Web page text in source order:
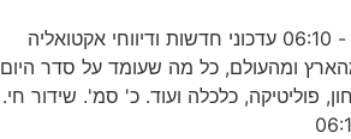
מבזק חדשות 06:00 - 06:10 עדכוני חדשות ודיווחי אקטואליה
ומהעולם, כל מה שעומד על סדר היום
פוליטיקה, כלכלה ועוד. כ' סמ'. שידור חי.